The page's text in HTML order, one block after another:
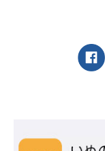
@mpvql